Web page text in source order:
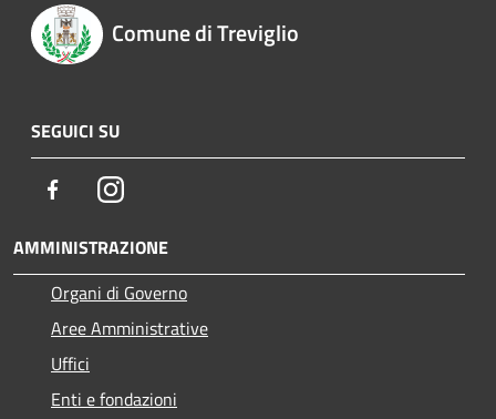
Comune di Treviglio
SEGUICI SU
FacebookInstagram
AMMINISTRAZIONE
Organi di Governo
Aree Amministrative
Uffici
Enti e fondazioni